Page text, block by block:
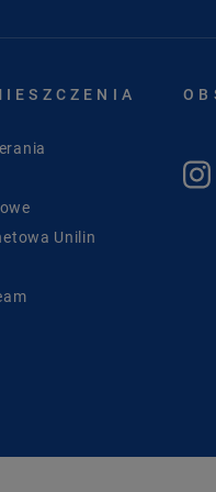
Unilin